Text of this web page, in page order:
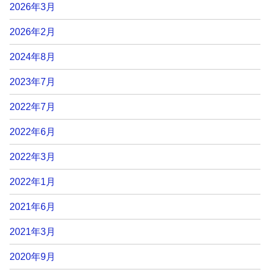
2026年3月
2026年2月
2024年8月
2023年7月
2022年7月
2022年6月
2022年3月
2022年1月
2021年6月
2021年3月
2020年9月